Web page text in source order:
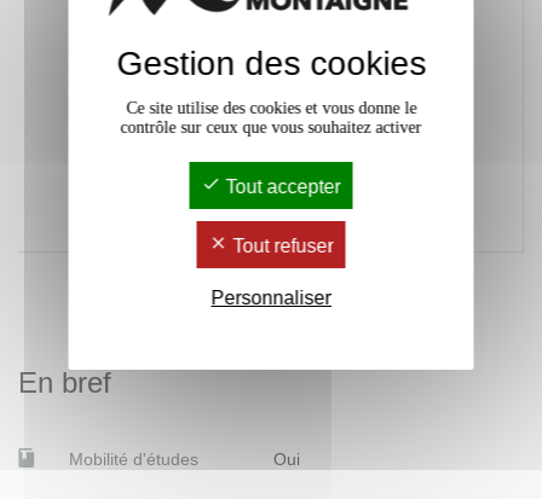
030 Analyser ses
professionnelle,
s’autoévaluer pour
améliorer sa pratique
dans un contexte
professionnel, d'étude
ou dans le cadre d'une
démarche de
fonctionnement
En bref
Mobilité d'études Oui
Gestion des cookies
Ce site utilise des cookies et vous donne le
contrôle sur ceux que vous souhaitez activer
Tout accepter
Tout refuser
Personnaliser